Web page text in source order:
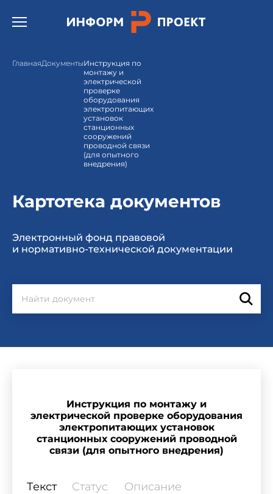
Открыть бургер меню.
ГлавнаяДокументыИнструкция по
монтажу и
электрической
проверке
оборудования
электропитающих
установок
станционных
сооружений
проводной связи
(для опытного
внедрения)
Картотека документов
Электронный фонд правовой
и нормативно-технической документации
Инструкция по монтажу и
электрической проверке оборудования
электропитающих установок
станционных сооружений проводной
связи (для опытного внедрения)
Текст Статус Описание